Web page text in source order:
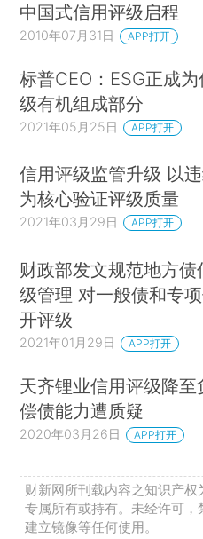
中国式信用评级启程
2010年07月31日 APP打开
标普CEO：ESG正成
级有机组成部分
2021年05月25日 APP打开
信用评级监管升级 以
为核心验证评级质量
2021年03月29日 APP打开
财政部发文规范地方债
级管理 对一般债和专
开评级
2021年01月29日 APP打开
天齐锂业信用评级降至
偿债能力遭质疑
2020年03月26日 APP打开
财新网所刊载内容之知识产
专属所有或持有。未经许可
建立镜像等任何使用。